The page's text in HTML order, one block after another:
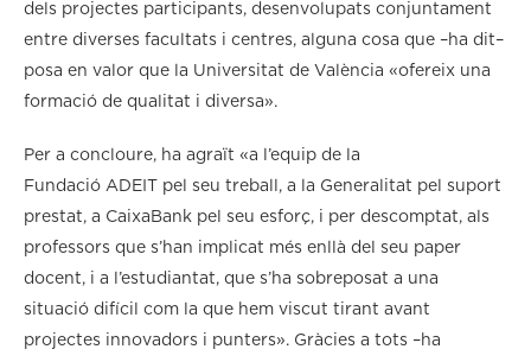
dels projectes participants, desenvolupats conjuntament
entre diverses facultats i centres, alguna cosa que –ha dit–
posa en valor que la Universitat de València «ofereix una
formació de qualitat i diversa».
Per a concloure, ha agraït «a l’equip de la
Fundació ADEIT pel seu treball, a la Generalitat pel suport
prestat, a CaixaBank pel seu esforç, i per descomptat, als
professors que s’han implicat més enllà del seu paper
docent, i a l’estudiantat, que s’ha sobreposat a una
situació difícil com la que hem viscut tirant avant
projectes innovadors i punters». Gràcies a tots –ha